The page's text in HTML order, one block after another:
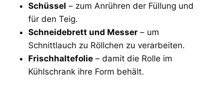
Schüssel – zum Anrühren der Füllung und
für den Teig.
Schneidebrett und Messer – um
Schnittlauch zu Röllchen zu verarbeiten.
Frischhaltefolie – damit die Rolle im
Kühlschrank ihre Form behält.